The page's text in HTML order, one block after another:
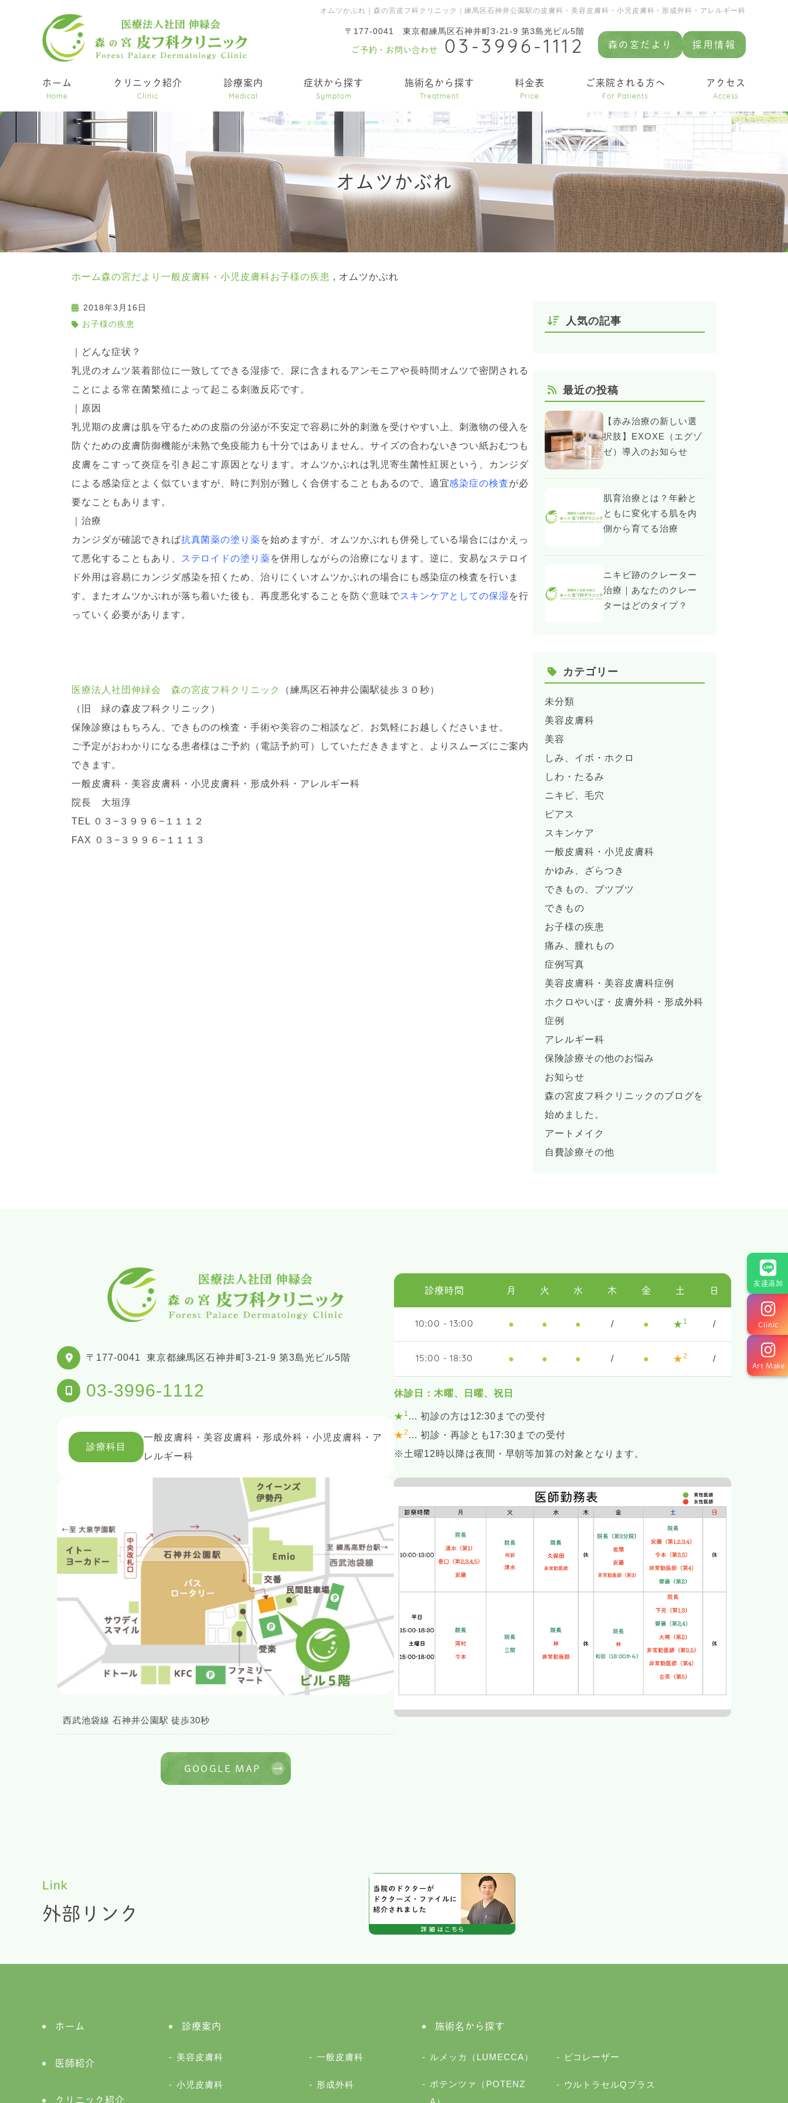
森の宮だより 採用情報
オムツかぶれ｜森の宮皮フ科クリニック｜練馬区石神井公園駅の皮膚科・美容皮膚科・小児皮膚科・形成外科・アレルギー科
〒177-0041 東京都練馬区石神井町3-21-9 第3島光ビル5階
ご予約・お問い合わせ 03-3996-1112
ホーム
Home
クリニック紹介
Clinic
診療案内
Medical
症状から探す
Symptom
施術名から探す
Treatment
料金表
Price
ご来院される方へ
For Patients
アクセス
Access
友達追加
Clinic
Art Make
オムツかぶれ
ホーム森の宮だより 一般皮膚科・小児皮膚科お子様の疾患 オムツかぶれ
2018年3月16日
お子様の疾患
｜どんな症状？
乳児のオムツ装着部位に一致してできる湿疹で、尿に含まれるアンモニアや長時間オムツで密閉される
ことによる常在菌繁殖によって起こる刺激反応です。
｜原因
乳児期の皮膚は肌を守るための皮脂の分泌が不安定で容易に外的刺激を受けやすい上、刺激物の侵入を
防ぐための皮膚防御機能が未熟で免疫能力も十分ではありません。サイズの合わないきつい紙おむつも
皮膚をこすって炎症を引き起こす原因となります。オムツかぶれは乳児寄生菌性紅斑という、カンジダ
による感染症とよく似ていますが、時に判別が難しく合併することもあるので、適宜感染症の検査が必
要なこともあります。
｜治療
カンジダが確認できれば抗真菌薬の塗り薬を始めますが、オムツかぶれも併発している場合にはかえっ
て悪化することもあり、
ステロイドの塗り薬を併用しながらの治療になります。逆に、安易なステロイ
ド外用は容易にカンジダ感染を招くため、治りにくいオムツかぶれの場合にも感染症の検査を行いま
す。またオムツかぶれが落ち着いた後も、再度悪化することを防ぐ意味でスキンケアとしての保湿 を行
っていく必要があります。
医療法人社団伸緑会 森の宮皮フ科クリニック
（練馬区石神井公園駅徒歩３０秒）
（旧 緑の森皮フ科クリニック）
保険診療はもちろん、できものの検査・手術や美容のご相談など、お気軽にお越しくださいませ。
ご予定がおわかりになる患者様はご予約（電話予約可）していただききますと、よりスムーズにご案内
できます。
一般皮膚科・美容皮膚科・小児皮膚科・形成外科・アレルギー科
院長 大垣淳
TEL ０３−３９９６−１１１２
FAX ０３−３９９６−１１１３
人気の記事
最近の投稿
【赤み治療の新しい選
択肢】EXOXE（エグゾ
ゼ）導入のお知らせ
肌育治療とは？年齢と
ともに変化する肌を内
側から育てる治療
ニキビ跡のクレーター
治療｜あなたのクレー
ターはどのタイプ？
カテゴリー
未分類
美容皮膚科
美容
しみ、イボ・ホクロ
しわ・たるみ
ニキビ、毛穴
ピアス
スキンケア
一般皮膚科・小児皮膚科
かゆみ、ざらつき
できもの、ブツブツ
できもの
お子様の疾患
痛み、腫れもの
症例写真
美容皮膚科・美容皮膚科症例
ホクロやいぼ・皮膚外科・形成外科
症例
アレルギー科
保険診療その他のお悩み
お知らせ
森の宮皮フ科クリニックのブログを
始めました。
アートメイク
自費診療その他
〒177-0041 東京都練馬区石神井町3-21-9 第3島光ビル5階
03-3996-1112
診療科目
一般皮膚科・美容皮膚科・形成外科・小児皮膚科・ア
レルギー科
診療時間 月 火 水 木 金 土 日
10:00 - 13:00 ● ● ● / ● ★ 1 /
15:00 - 18:30 ● ● ● / ● ★2 /
休診日：木曜、日曜、祝日
★ 1 ... 初診の方は12:30までの受付
★2 ... 初診・再診とも17:30までの受付
※土曜12時以降は夜間・早朝等加算の対象となります。
西武池袋線 石神井公園駅 徒歩30秒
GOOGLE MAP
Link
外部リンク
ホーム
医師紹介
クリニック紹介
診療案内
美容皮膚科 一般皮膚科
小児皮膚科 形成外科
施術名から探す
ルメッカ（LUMECCA） ピコレーザー
ポテンツァ（POTENZ
ウルトラセルQプラス